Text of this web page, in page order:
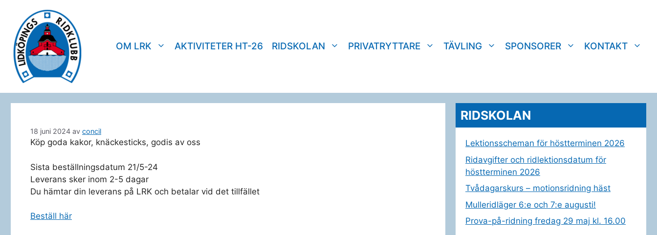
innehåll
OM LRK AKTIVITETER HT-26 RIDSKOLAN PRIVATRYTTARE TÄVLING SPONSORER KONTAKT
18 juni 2024 av concil
Köp goda kakor, knäckesticks, godis av oss
Sista beställningsdatum 21/5-24
Leverans sker inom 2-5 dagar
Du hämtar din leverans på LRK och betalar vid det tillfället
Beställ här
RIDSKOLAN
Lektionsscheman för höstterminen 2026
Ridavgifter och ridlektionsdatum för
höstterminen 2026
Tvådagarskurs – motionsridning häst
Mulleridläger 6:e och 7:e augusti!
Prova-på-ridning fredag 29 maj kl. 16.00